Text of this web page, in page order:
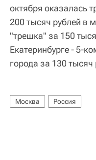
октября оказалась
200 тысяч рублей в
"трешка" за 150
Екатеринбурге - 5-
города за 130 тысяч
Москва Россия